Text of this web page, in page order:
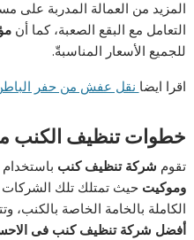
المزيد من العمالة المدربة على
التعامل مع البقع الصعبة، كما أن
للجميع الأسعار المناسبةّ.
اقرا ايضا نقل عفش من حفر
خطوات تنظيف الكنب
تقوم شركة تنظيف كنب
وموكيت حيث تمتلك تلك الشركات
الكاملة بالخامة الخاصة
أفضل شركة تنظيف كنب فى